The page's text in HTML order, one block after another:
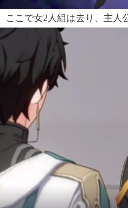
ここで女2人組は去り、主人